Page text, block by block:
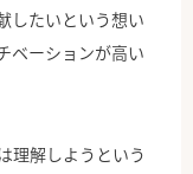
したいという想い
ベーションが高い
理解しようという